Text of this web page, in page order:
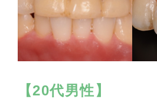
【20代男性】